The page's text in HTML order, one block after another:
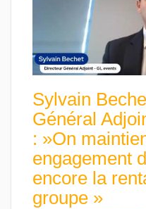
Sylvain
Général
: »On
engagement
encore la
groupe »